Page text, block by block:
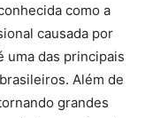
como a
causada por
uma das principais
Além de
grandes